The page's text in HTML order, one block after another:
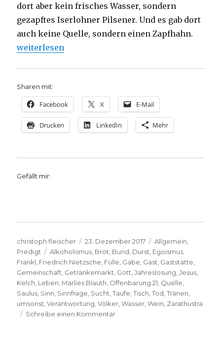
dort aber kein frisches Wasser, sondern
gezapftes Iserlohner Pilsener. Und es gab dort
auch keine Quelle, sondern einen Zapfhahn.
„Predigtentwurf zur Jahreslosung 2018, Christoph
weiterlesen
Sharen mit:
Facebook X E-Mail
Drucken LinkedIn Mehr
Gefällt mir:
Autor
christoph.fleischer
Veröffentlicht
am
23. Dezember 2017 Kategorien
Allgemein,
Predigt
Schlagwörter
Alkoholismus, Brot, Bund, Durst, Egoismus,
Frankl, Friedrich Nietzsche, Fülle, Gabe, Gast, Gaststätte,
Gemeinschaft, Getränkemarkt, Gott,Jahreslosung,Jesus,
Kelch, Leben, Marlies Blauth, Offenbarung 21, Quelle,
Saulus, Sinn, Sinnfrage, Sucht,Taufe,Tisch,Tod,Tränen,
umsonst,Verantwortung,Völker,Wasser,Wein, Zarathustra
Schreibe einen Kommentarzu